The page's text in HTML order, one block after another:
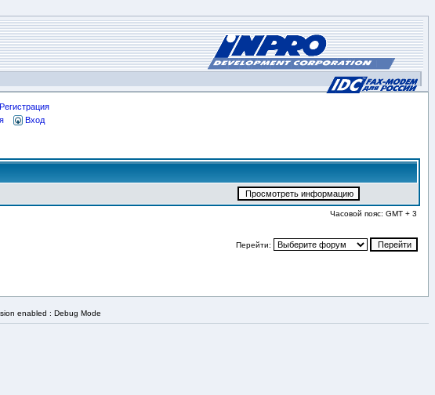
Регистрация
Вход
Часовой пояс: GMT + 3
Перейти:
enabled : Debug Mode